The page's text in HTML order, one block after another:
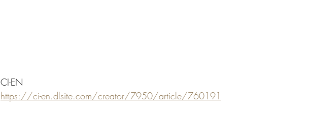
CI-EN
https://ci-en.dlsite.com/creator/7950/article/760191